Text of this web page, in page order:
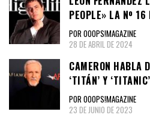
PEOPLE» LA Nº 16
POR OOOPS!MAGAZINE
28 DE ABRIL DE 2024
CAMERON HABLA
‘TITÁN’ Y ‘TITANIC’
POR OOOPS!MAGAZINE
23 DE JUNIO DE 2023